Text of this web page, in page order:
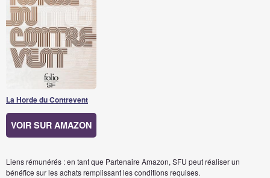
La Horde du Contrevent
VOIR SUR AMAZON
Liens rémunérés : en tant que Partenaire Amazon, SFU peut réaliser un
bénéfice sur les achats remplissant les conditions requises.